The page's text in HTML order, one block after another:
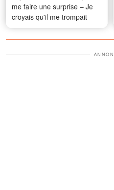
me faire une surprise – Je
croyais qu'il me trompait